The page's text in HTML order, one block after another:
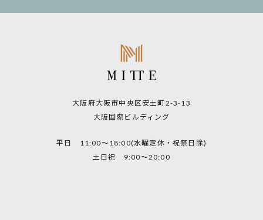
大阪府大阪市中央区安土町2-3-13
大阪国際ビルディング
平日 11:00～18:00(水曜定休・祝祭日除)
土日祝 9:00～20:00